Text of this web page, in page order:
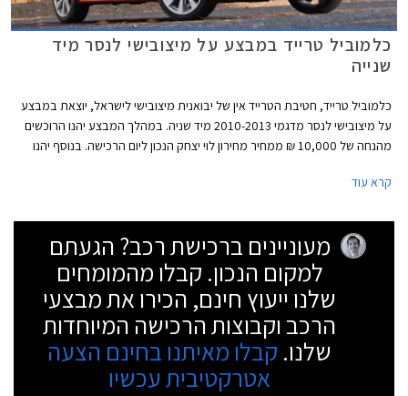
כלמוביל טרייד במבצע על מיצובישי לנסר מיד
שנייה
כלמוביל טרייד, חטיבת הטרייד אין של יבואנית מיצובישי לישראל, יוצאת במבצע
על מיצובישי לנסר מדגמי 2010-2013 מיד שניה. במהלך המבצע יהנו הרוכשים
מהנחה של 10,000 ₪ ממחיר מחירון לוי יצחק הנכון ליום הרכישה. בנוסף יהנו
בהתאם לתנאי המבצע.
קרא עוד
מעוניינים ברכישת רכב? הגעתם
למקום הנכון. קבלו מהמומחים
שלנו ייעוץ חינם, הכירו את מבצעי
הרכב וקבוצות הרכישה המיוחדות
שלנו. קבלו מאיתנו בחינם הצעה
אטרקטיבית עכשיו